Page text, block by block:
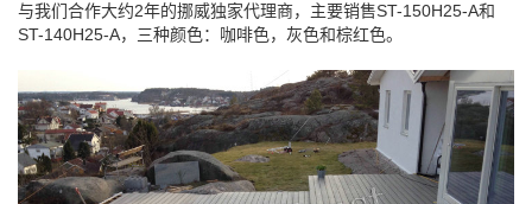
与我们合作大约2年的挪威独家代理商，主要销售ST-150H25-A和
ST-140H25-A，三种颜色：咖啡色，灰色和棕红色。